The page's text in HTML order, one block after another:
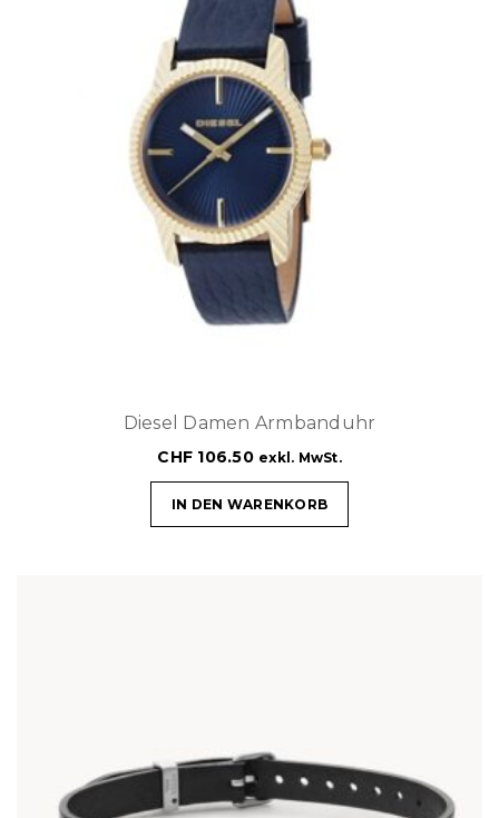
Diesel Damen Armbanduhr
CHF 106.50 exkl. MwSt.
IN DEN WARENKORB